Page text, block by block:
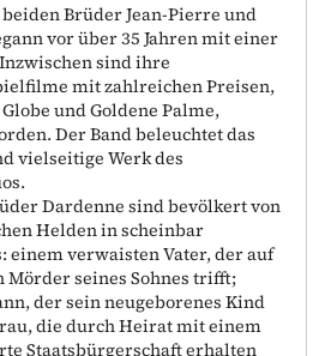
Brüder Jean-Pierre und
vor über 35 Jahren mit einer
sind ihre
mit zahlreichen Preisen,
und Goldene Palme,
Der Band beleuchtet das
vielseitige Werk des
Dardenne sind bevölkert von
Helden in scheinbar
einem verwaisten Vater, der auf
Mörder seines Sohnes trifft;
der sein neugeborenes Kind
die durch Heirat mit einem
Staatsbürgerschaft erhalten